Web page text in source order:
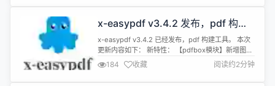
辑 【pdfbox模块】优化office转换器处理逻辑
模块】优化表单分析器处理逻辑 ...
x-easypdf v3.4.2 发布，pdf 构建
工具
x-easypdf v3.4.2 已经发布，pdf 构建工具。 本次
更新内容如下： 新特性： 【pdfbox模块】新增图像
转换器 【pdfbox模块】新增html转换器设置横向的
方法 原有变更： 【pdfbox模块】优化圆形组件初始
化逻辑 【pdfbox模块】优化矩形组件初始化逻辑
184 收藏 阅读约2分钟